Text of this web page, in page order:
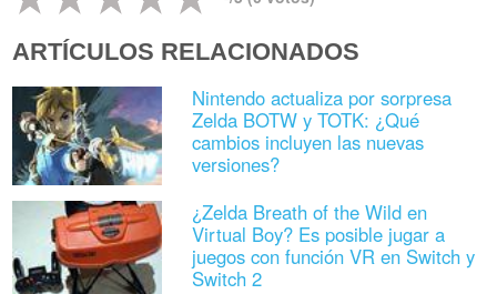
ARTÍCULOS RELACIONADOS
Nintendo actualiza por sorpresa
Zelda BOTW y TOTK: ¿Qué
cambios incluyen las nuevas
versiones?
¿Zelda Breath of the Wild en
Virtual Boy? Es posible jugar a
juegos con función VR en Switch y
Switch 2